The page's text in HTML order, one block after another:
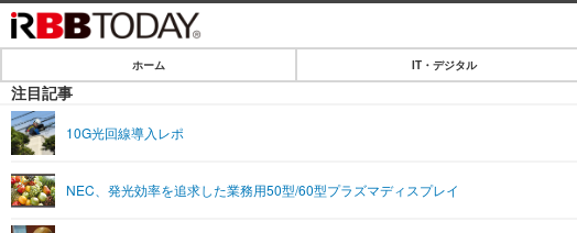
IT・デジタル
ホーム IT・デジタル
注目記事
10G光回線導入レポ
NEC、発光効率を追求した業務用50型/60型プラズマディスプレイ